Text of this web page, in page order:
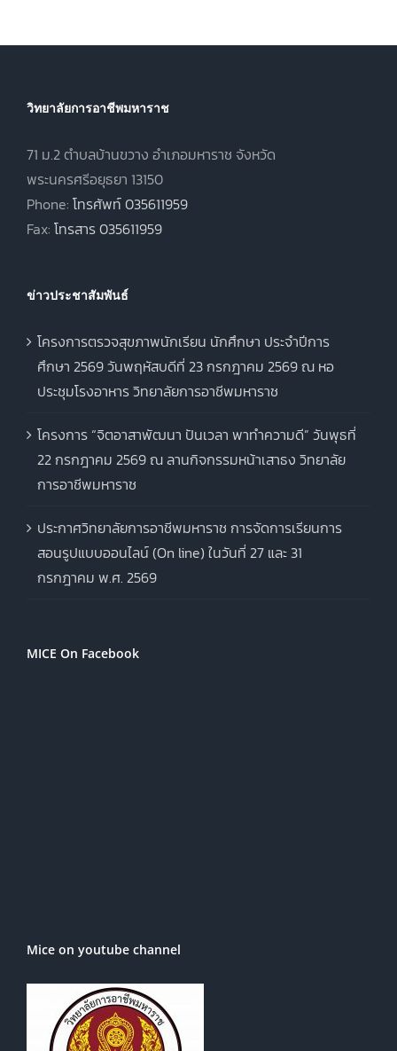
วิทยาลัยการอาชีพมหาราช
71 ม.2 ตำบลบ้านขวาง อำเภอมหาราช จังหวัด
พระนครศรีอยุธยา 13150
Phone: โทรศัพท์ 035611959
Fax: โทรสาร 035611959
ข่าวประชาสัมพันธ์
โครงการตรวจสุขภาพนักเรียน นักศึกษา ประจำปีการ
ศึกษา 2569 วันพฤหัสบดีที่ 23 กรกฎาคม 2569 ณ หอ
ประชุมโรงอาหาร วิทยาลัยการอาชีพมหาราช
โครงการ “จิตอาสาพัฒนา ปันเวลา พาทำความดี” วันพุธที่
22 กรกฎาคม 2569 ณ ลานกิจกรรมหน้าเสาธง วิทยาลัย
การอาชีพมหาราช
ประกาศวิทยาลัยการอาชีพมหาราช การจัดการเรียนการ
สอนรูปแบบออนไลน์ (On line) ในวันที่ 27 และ 31
กรกฎาคม พ.ศ. 2569
MICE On Facebook
Mice on youtube channel